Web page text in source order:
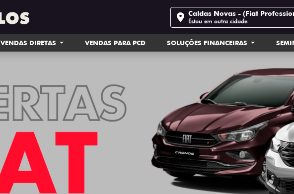
Caldas Novas - (Fiat
Estou em outra cidade
VENDAS DIRETAS VENDAS PARA PCD SOLUÇÕES FINANCEIRAS